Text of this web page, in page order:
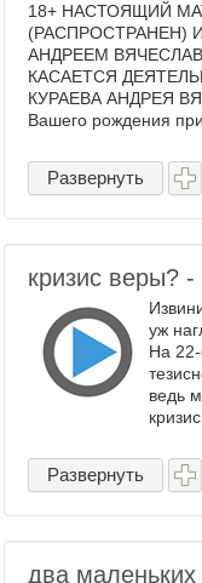
18+ НАСТОЯЩИЙ
(РАСПРОСТРАНЕН)
АНДРЕЕМ
КАСАЕТСЯ
КУРАЕВА АНДРЕЯ
Вашего рождения
Развернуть
кризис веры?
уж
На
ведь
Развернуть
два маленьких